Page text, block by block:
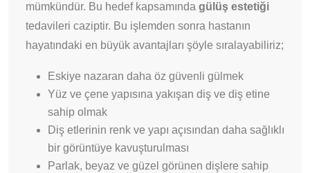
mümkündür. Bu hedef kapsamında gülüş estetiği
tedavileri caziptir. Bu işlemden sonra hastanın
hayatındaki en büyük avantajları şöyle sıralayabiliriz;
Eskiye nazaran daha öz güvenli gülmek
Yüz ve çene yapısına yakışan diş ve diş etine
sahip olmak
Diş etlerinin renk ve yapı açısından daha sağlıklı
bir görüntüye kavuşturulması
Parlak, beyaz ve güzel görünen dişlere sahip